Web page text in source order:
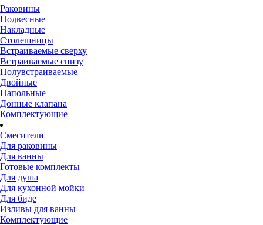
Раковины
Подвесные
Накладные
Столешницы
Встраиваемые сверху
Встраиваемые снизу
Полувстраиваемые
Двойные
Напольные
Донные клапана
Комплектующие
Смесители
Для раковины
Для ванны
Готовые комплекты
Для душа
Для кухонной мойки
Для биде
Изливы для ванны
Комплектующие